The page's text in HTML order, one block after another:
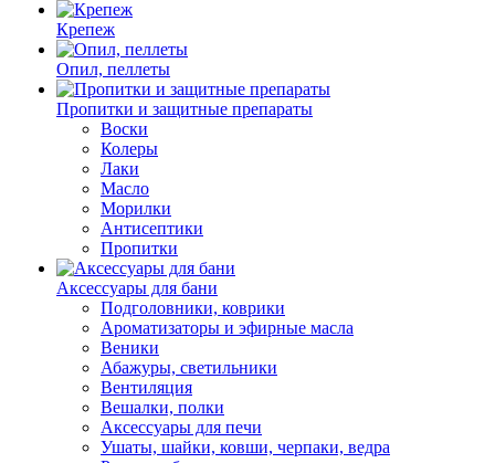
Крепеж
Опил, пеллеты
Пропитки и защитные препараты
Воски
Колеры
Лаки
Масло
Морилки
Антисептики
Пропитки
Аксессуары для бани
Подголовники, коврики
Ароматизаторы и эфирные масла
Веники
Абажуры, светильники
Вентиляция
Вешалки, полки
Аксессуары для печи
Ушаты, шайки, ковши, черпаки, ведра